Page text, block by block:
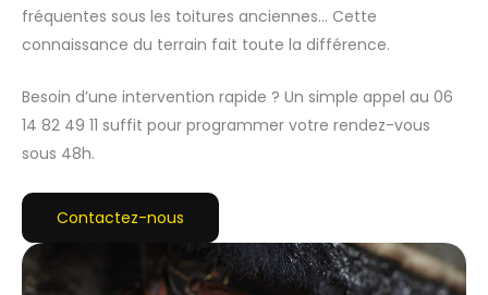
fréquentes sous les toitures anciennes… Cette
connaissance du terrain fait toute la différence.
Besoin d’une intervention rapide ? Un simple appel au 06
14 82 49 11 suffit pour programmer votre rendez-vous
sous 48h.
Contactez-nous